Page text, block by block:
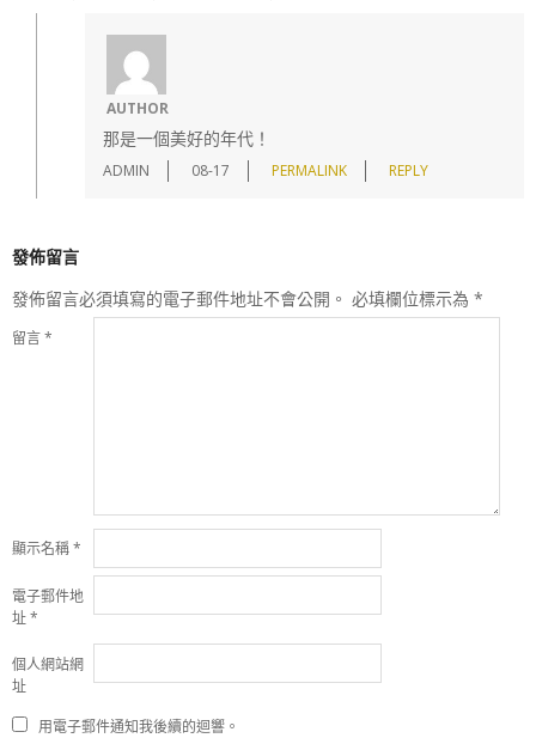
AUTHOR
那是一個美好的年代！
ADMIN 08-17 PERMALINK REPLY
發佈留言
發佈留言必須填寫的電子郵件地址不會公開。 必填欄位標示為 *
留言*
顯示名稱*
電子郵件地
址*
個人網站網
址
用電子郵件通知我後續的迴響。